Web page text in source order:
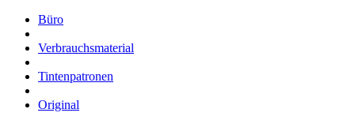
Büro
Verbrauchsmaterial
Tintenpatronen
Original